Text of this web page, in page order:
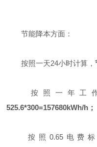
节能降本方面：
按照一天24小时计算，
按照一年工作
525.6*300=157680kWh/h；
按照0.65电费标